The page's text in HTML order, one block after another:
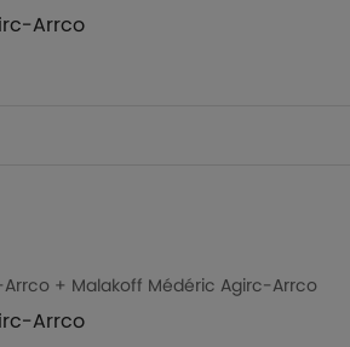
Arrco
+ Malakoff Médéric Agirc-Arrco
Arrco